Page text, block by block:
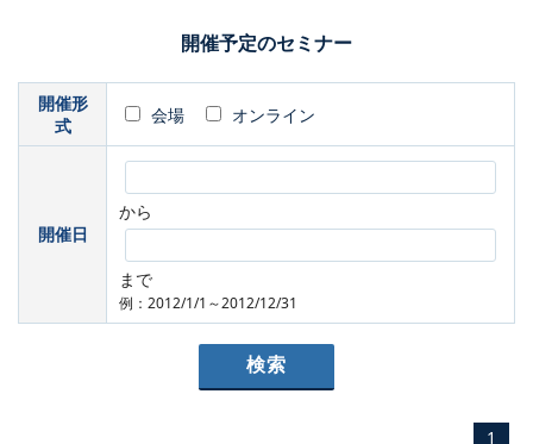
開催予定のセミナー
開催形
式
会場 オンライン
開催日
から
まで
例：2012/1/1～2012/12/31
1